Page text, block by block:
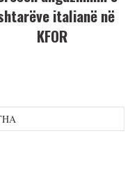
italianë në
KFOR